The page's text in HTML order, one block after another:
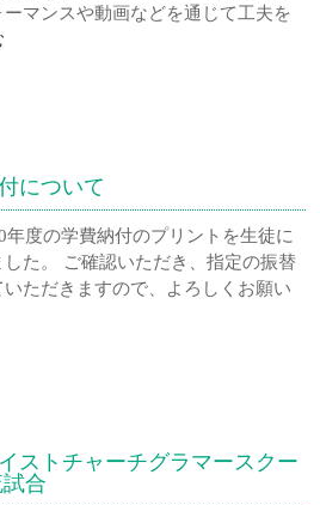
マンスや動画などを通じて工夫を
について
年度の学費納付のプリントを生徒に
た。 ご確認いただき、指定の振替
ただきますので、よろしくお願い
ストチャーチグラマースクー
合